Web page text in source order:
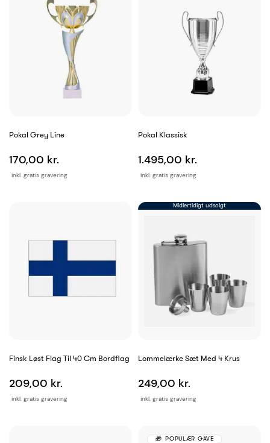
Pokal Grey Line
inkl. gratis gravering
170,00 kr.
Pokal Klassisk
inkl. gratis gravering
1.495,00 kr.
Finsk Løst Flag Til 40 Cm Bordflag
inkl. gratis gravering
209,00 kr.
Lommelærke Sæt Med 4 Krus
inkl. gratis gravering
249,00 kr.
Midlertidigt udsolgt
POPULÆR GAVE